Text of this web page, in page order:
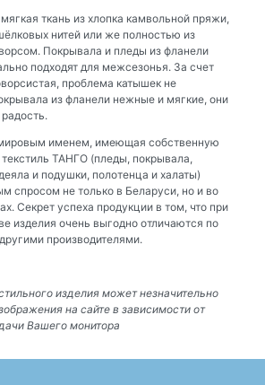
ткань из хлопка камвольной пряжи,
нитей или же полностью из
Покрывала и пледы из фланели
подходят для межсезонья. За счет
проблема катышек не
из фланели нежные и мягкие, они
именем, имеющая собственную
ТАНГО (пледы, покрывала,
и подушки, полотенца и халаты)
спросом не только в Беларуси, но и во
Секрет успеха продукции в том, что при
изделия очень выгодно отличаются по
производителями.
изделия может незначительно
на сайте в зависимости от
Вашего монитора